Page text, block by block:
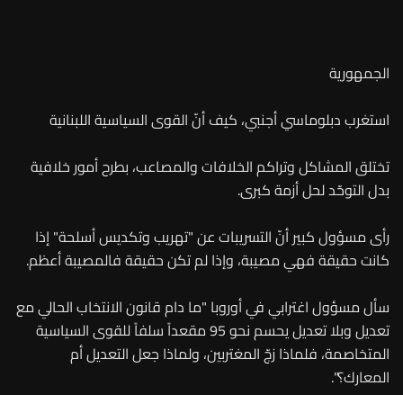
الجمهورية
استغرب دبلوماسي أجنبي، كيف أنّ القوى السياسية اللبنانية
تختلق المشاكل وتراكم الخلافات والمصاعب، بطرح أمور خلافية
بدل التوحّد لحل أزمة كبرى.
رأى مسؤول كبير أنّ التسريبات عن "تهريب وتكديس أسلحة" إذا
كانت حقيقة فهي مصيبة، وإذا لم تكن حقيقة فالمصيبة أعظم.
سأل مسؤول اغترابي في أوروبا "ما دام قانون الانتخاب الحالي مع
تعديل وبلا تعديل يحسم نحو 95 مقعداً سلفاً للقوى السياسية
المتخاصمة، فلماذا زجّ المغتربين، ولماذا جعل التعديل أم
المعارك؟".